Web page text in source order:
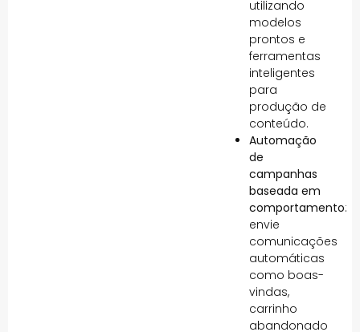
utilizando
modelos
prontos e
ferramentas
inteligentes
para
produção de
conteúdo.
Automação
de
campanhas
baseada em
comportamento:
envie
comunicações
automáticas
como boas-
vindas,
carrinho
abandonado